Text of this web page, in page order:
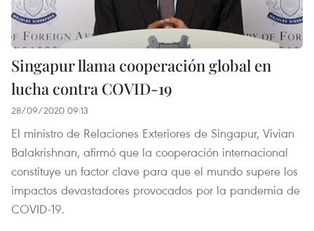
Singapur llama cooperación global en
lucha contra COVID-19
28/09/2020 09:13
El ministro de Relaciones Exteriores de Singapur, Vivian
Balakrishnan, afirmó que la cooperación internacional
constituye un factor clave para que el mundo supere los
impactos devastadores provocados por la pandemia de
COVID-19.